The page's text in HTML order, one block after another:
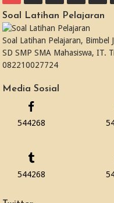
Soal Latihan Pelajaran
Soal Latihan Pelajaran, Bimbel
SD SMP SMA Mahasiswa, IT.
082210027724
Media Sosial
544268
544268